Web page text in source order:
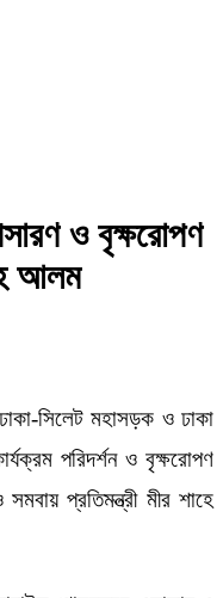
ও বৃক্ষরোপণ
আলম
সিলেট মহাসড়ক ও ঢাকা
পরিদর্শন ও বৃক্ষরোপণ
প্রতিমন্ত্রী মীর শাহে